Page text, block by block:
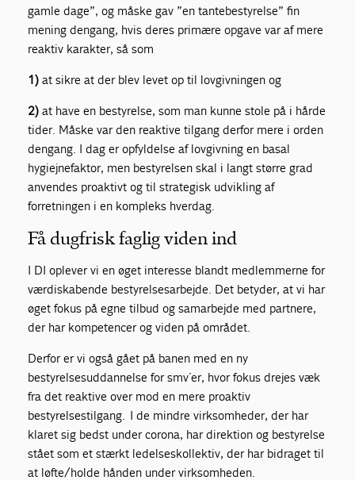
gamle dage”, og måske gav ”en tantebestyrelse” fin
mening dengang, hvis deres primære opgave var af mere
reaktiv karakter, så som
1) at sikre at der blev levet op til lovgivningen og
2) at have en bestyrelse, som man kunne stole på i hårde
tider. Måske var den reaktive tilgang derfor mere i orden
dengang. I dag er opfyldelse af lovgivning en basal
hygiejnefaktor, men bestyrelsen skal i langt større grad
anvendes proaktivt og til strategisk udvikling af
forretningen i en kompleks hverdag.
Få dugfrisk faglig viden ind
I DI oplever vi en øget interesse blandt medlemmerne for
værdiskabende bestyrelsesarbejde. Det betyder, at vi har
øget fokus på egne tilbud og samarbejde med partnere,
der har kompetencer og viden på området.
Derfor er vi også gået på banen med en ny
bestyrelsesuddannelse for smv´er, hvor fokus drejes væk
fra det reaktive over mod en mere proaktiv
bestyrelsestilgang. I de mindre virksomheder, der har
klaret sig bedst under corona, har direktion og bestyrelse
stået som et stærkt ledelseskollektiv, der har bidraget til
at løfte/holde hånden under virksomheden.